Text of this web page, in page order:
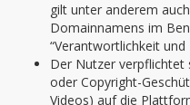
gilt unter anderem
Domainnamens im
“Verantwortlichkeit
Der Nutzer verpflichtet
oder Copyright-
Videos) auf die